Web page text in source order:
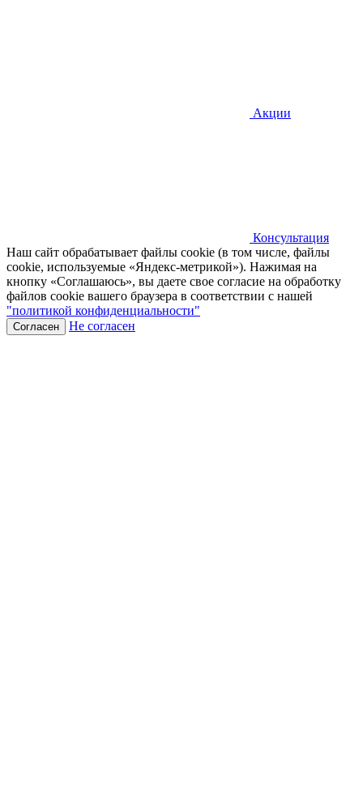
Акции
Консультация
Наш сайт обрабатывает файлы cookie (в том числе, файлы
cookie, используемые «Яндекс-метрикой»). Нажимая на
кнопку «Соглашаюсь», вы даете свое согласие на обработку
файлов cookie вашего браузера в соответствии с нашей
"политикой конфиденциальности"
Согласен Не согласен